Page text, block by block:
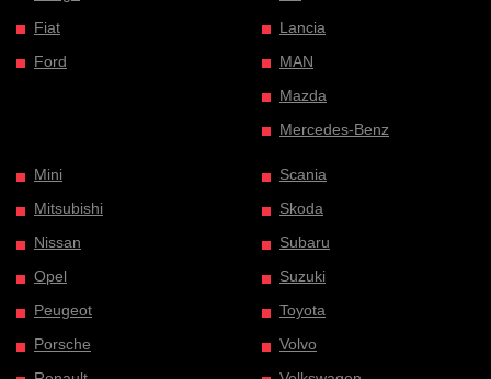
Fiat
Ford
Lancia
MAN
Mazda
Mercedes-Benz
Mini
Mitsubishi
Nissan
Opel
Peugeot
Porsche
Scania
Skoda
Subaru
Suzuki
Toyota
Volvo